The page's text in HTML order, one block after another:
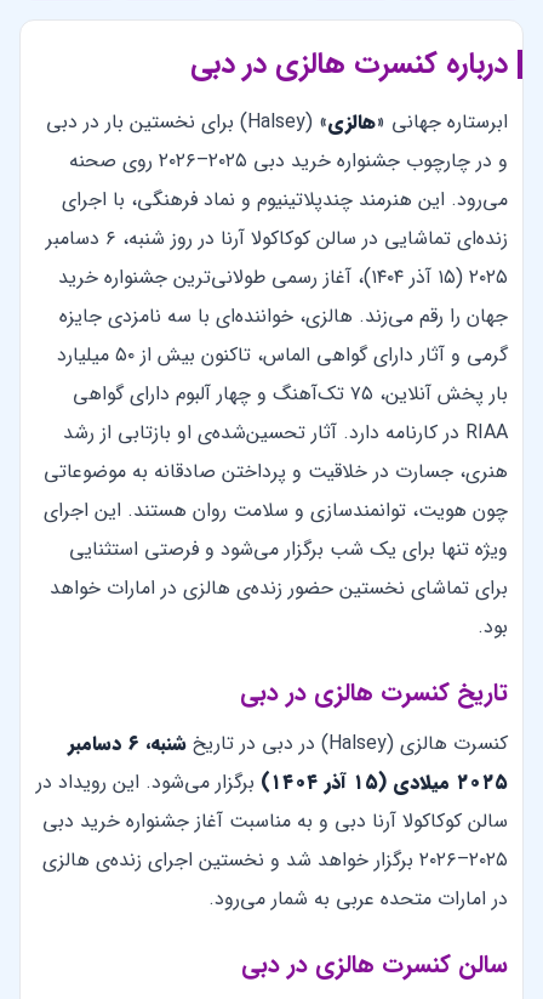
درباره کنسرت هالزی در دبی
ابرستاره جهانی «هالزی
» (Halsey) برای نخستین بار در دبی
و در چارچوب جشنواره خرید دبی ۲۰۲۵–۲۰۲۶ روی صحنه
می‌رود. این هنرمند چندپلاتینیوم و نماد فرهنگی، با اجرای
زنده‌ای تماشایی در سالن کوکاکولا آرنا در روز شنبه، ۶ دسامبر
۲۰۲۵ (۱۵ آذر ۱۴۰۴)، آغاز رسمی طولانی‌ترین جشنواره خرید
جهان را رقم می‌زند. هالزی، خواننده‌ای با سه نامزدی جایزه
گرمی و آثار دارای گواهی الماس، تاکنون بیش از ۵۰ میلیارد
بار پخش آنلاین، ۷۵ تک‌آهنگ و چهار آلبوم دارای گواهی
RIAA در کارنامه دارد. آثار تحسین‌شده‌ی او بازتابی از رشد
هنری، جسارت در خلاقیت و پرداختن صادقانه به موضوعاتی
چون هویت، توانمندسازی و سلامت روان هستند. این اجرای
ویژه تنها برای یک شب برگزار می‌شود و فرصتی استثنایی
برای تماشای نخستین حضور زنده‌ی هالزی در امارات خواهد
بود.
تاریخ کنسرت هالزی در دبی
کنسرت هالزی (Halsey) در دبی در تاریخ
شنبه، ۶ دسامبر
۲۰۲۵ میلادی (۱۵ آذر ۱۴۰۴)
برگزار می‌شود. این رویداد در
سالن کوکاکولا آرنا دبی و به مناسبت آغاز جشنواره خرید دبی
۲۰۲۵–۲۰۲۶ برگزار خواهد شد و نخستین اجرای زنده‌ی هالزی
در امارات متحده عربی به شمار می‌رود.
سالن کنسرت هالزی در دبی